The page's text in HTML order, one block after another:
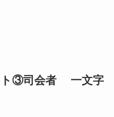
ト③司会者 一文字